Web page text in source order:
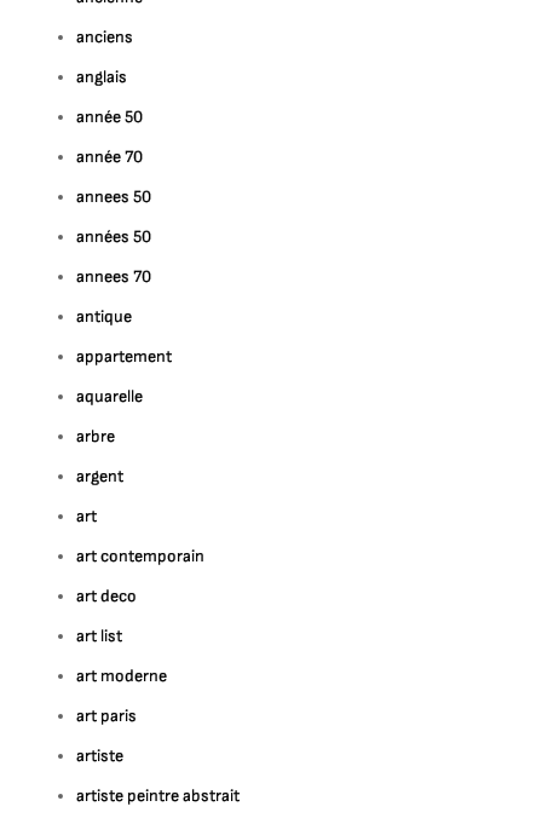
anciens
anglais
année 50
année 70
annees 50
années 50
annees 70
antique
appartement
aquarelle
arbre
argent
art
art contemporain
art deco
art list
art moderne
art paris
artiste
artiste peintre abstrait